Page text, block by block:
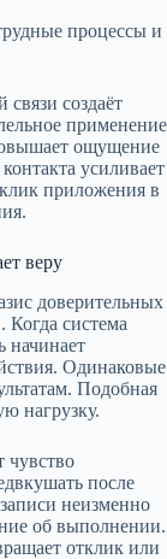
процессы и
создаёт
применение
ощущение
усиливает
приложения в
веру
доверительных
система
начинает
Одинаковые
Подобная
нагрузку.
чувство
после
неизменно
об выполнении.
отклик или